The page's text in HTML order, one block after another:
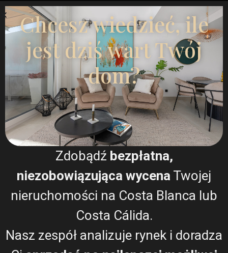
Mapa
Bungalow in Torrevieja (Alica...
€ 442.000
3 BD 2 BA 138
Chcesz wiedzieć, ile
jest dziś wart Twój
dom?
Zdobądź bezpłatna,
niezobowiązująca wycena Twojej
nieruchomości na Costa Blanca lub
Costa Cálida.
Nasz zespół analizuje rynek i doradza